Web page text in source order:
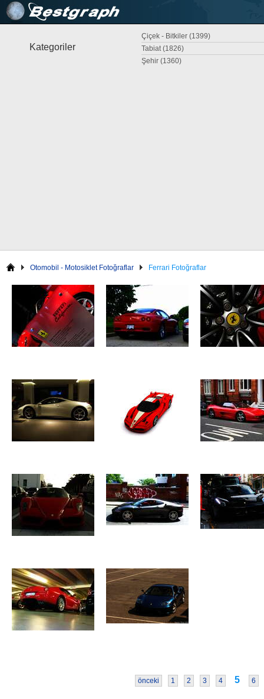
Kategoriler
Çiçek - Bitkiler (1399)
Tabiat (1826)
Şehir (1360)
Otomobil - Motosiklet Fotoğraflar Ferrari Fotoğraflar
önceki 1 2 3 4 5 6